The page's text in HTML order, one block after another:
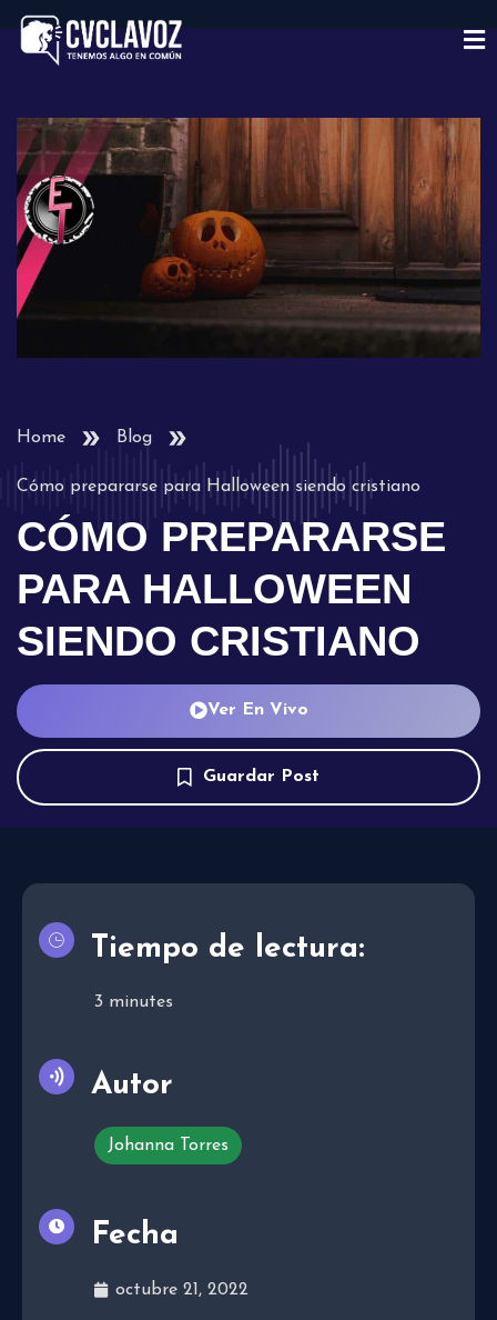
Home Blog
Cómo prepararse para Halloween siendo cristiano
CÓMO PREPARARSE
PARA HALLOWEEN
SIENDO CRISTIANO
Ver En Vivo
Guardar Post
Tiempo de lectura:
3 minutes
Autor
Johanna Torres
Fecha
octubre 21, 2022